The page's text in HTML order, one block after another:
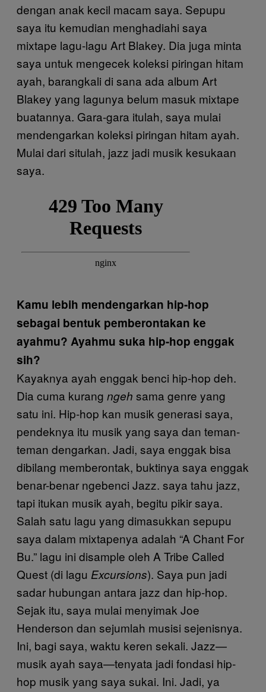
dengan anak kecil macam saya. Sepupu
saya itu kemudian menghadiahi saya
mixtape lagu-lagu Art Blakey. Dia juga minta
saya untuk mengecek koleksi piringan hitam
ayah, barangkali di sana ada album Art
Blakey yang lagunya belum masuk mixtape
buatannya. Gara-gara itulah, saya mulai
mendengarkan koleksi piringan hitam ayah.
Mulai dari situlah, jazz jadi musik kesukaan
saya.
Kamu lebih mendengarkan hip-hop
sebagai bentuk pemberontakan ke
ayahmu? Ayahmu suka hip-hop enggak
sih?
Kayaknya ayah enggak benci hip-hop deh.
Dia cuma kurang ngeh sama genre yang
satu ini. Hip-hop kan musik generasi saya,
pendeknya itu musik yang saya dan teman-
teman dengarkan. Jadi, saya enggak bisa
dibilang memberontak, buktinya saya enggak
benar-benar ngebenci Jazz. saya tahu jazz,
tapi itukan musik ayah, begitu pikir saya.
Salah satu lagu yang dimasukkan sepupu
saya dalam mixtapenya adalah “A Chant For
Bu.” lagu ini disample oleh A Tribe Called
Quest (di lagu Excursions). Saya pun jadi
sadar hubungan antara jazz dan hip-hop.
Sejak itu, saya mulai menyimak Joe
Henderson dan sejumlah musisi sejenisnya.
Ini, bagi saya, waktu keren sekali. Jazz—
musik ayah saya—tenyata jadi fondasi hip-
hop musik yang saya sukai. Ini. Jadi, ya